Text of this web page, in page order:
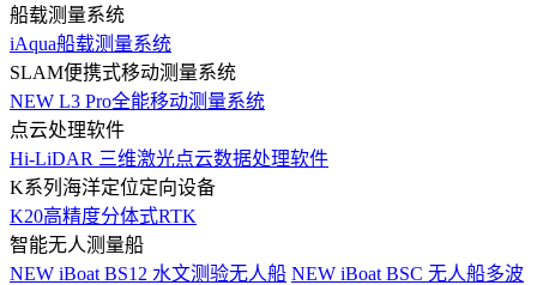
船载测量系统
iAqua船载测量系统
SLAM便携式移动测量系统
NEW L3 Pro全能移动测量系统
点云处理软件
Hi-LiDAR 三维激光点云数据处理软件
K系列海洋定位定向设备
K20高精度分体式RTK
智能无人测量船
NEW iBoat BS12 水文测验无人船 NEW iBoat BSC 无人船多波